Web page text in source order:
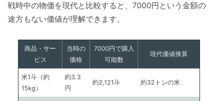
戦時中の物価を現代と比較すると、7000円という金額の
途方もない価値が理解できます。
商品・サー
ビス
当時の
価格
7000円で購入
可能数
現代価値換算
米1斗（約
15kg）
約3.3
円
約2,121斗 約32トンの米